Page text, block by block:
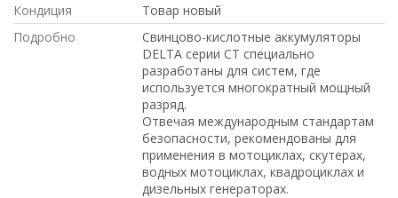
Кондиция
Товар новый
Подробно
Свинцово-кислотные аккумуляторы
DELTA серии CT специально
разработаны для систем, где
используется многократный мощный
разряд.
Отвечая международным стандартам
безопасности, рекомендованы для
применения в мотоциклах, скутерах,
водных мотоциклах, квадроциклах и
дизельных генераторах.